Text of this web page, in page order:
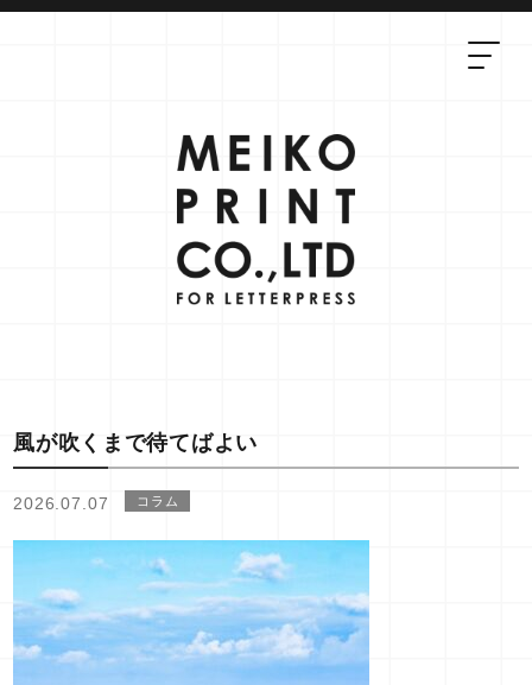
風が吹くまで待てばよい
2026.07.07 コラム